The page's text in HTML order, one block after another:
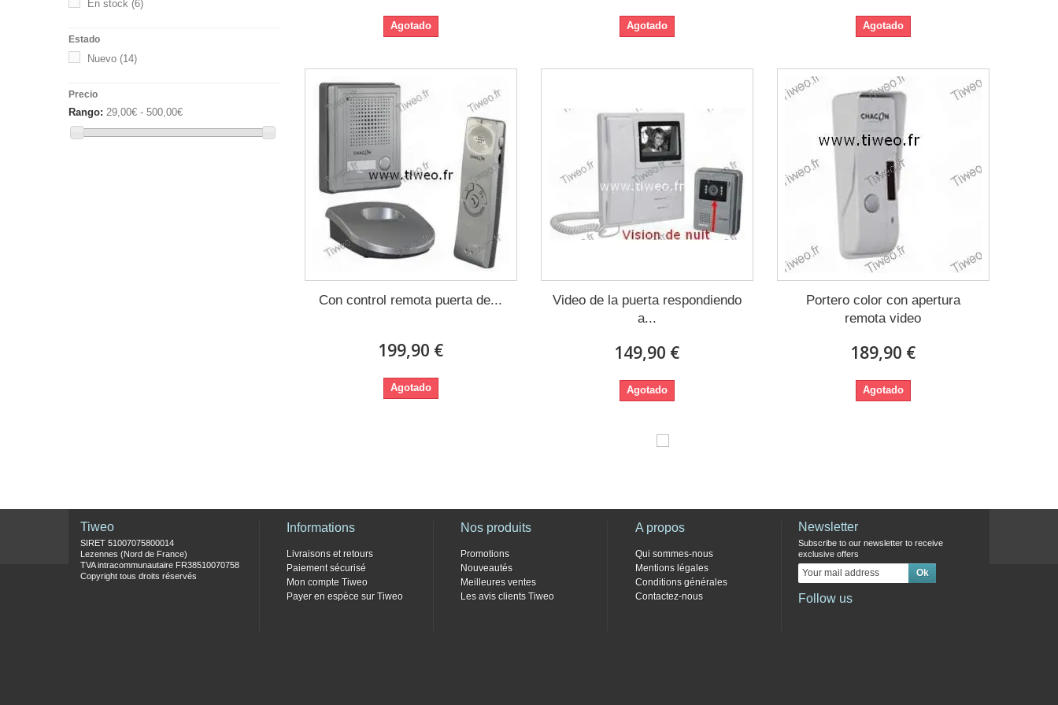
En stock (6)
Estado
Nuevo (14)
Precio
Rango: 29,00€ - 500,00€
Agotado Agotado Agotado
Con control remota puerta de...
199,90 €
Agotado
Video de la puerta respondiendo
a...
149,90 €
Agotado
Portero color con apertura
remota video
189,90 €
Agotado
Tiweo
SIRET 51007075800014
Lezennes (Nord de France)
TVA intracommunautaire FR38510070758
Copyright tous droits réservés
Informations
Livraisons et retours
Paiement sécurisé
Mon compte Tiweo
Payer en espèce sur Tiweo
Nos produits
Promotions
Nouveautés
Meilleures ventes
Les avis clients Tiweo
A propos
Qui sommes-nous
Mentions légales
Conditions générales
Contactez-nous
Newsletter
Subscribe to our newsletter to receive
exclusive offers
Follow us